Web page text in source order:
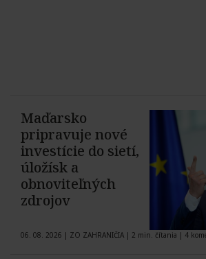
Maďarsko
pripravuje nové
investície do sietí,
úložísk a
obnoviteľných
zdrojov
06. 08. 2026 | ZO ZAHRANIČIA | 2 min. čítania | 4